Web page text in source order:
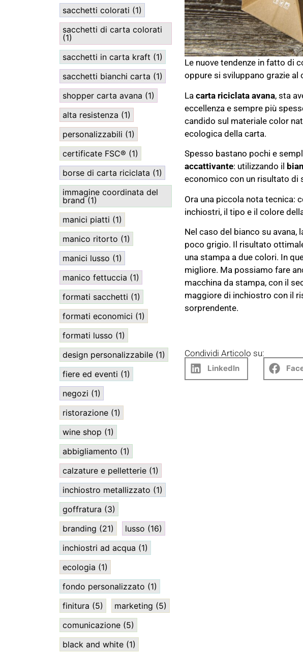
sacchetti colorati (1)
sacchetti di carta colorati
(1)
sacchetti in carta kraft (1)
sacchetti bianchi carta (1)
shopper carta avana (1)
alta resistenza (1)
personalizzabili (1)
certificate FSC® (1)
borse di carta riciclata (1)
immagine coordinata del
brand(1)
manici piatti (1)
manico ritorto (1)
manici lusso (1)
manico fettuccia (1)
formati sacchetti (1)
formati economici (1)
formati lusso (1)
design personalizzabile (1)
fiere ed eventi (1)
negozi (1)
ristorazione (1)
wine shop (1)
abbigliamento (1)
calzature e pelletterie (1)
inchiostro metallizzato (1)
goffratura (3)
branding (21) lusso (16)
inchiostri ad acqua (1)
ecologia (1)
fondo personalizzato (1)
finitura (5) marketing (5)
comunicazione (5)
black and white (1)
Le nuove tendenze in fatto di
oppure si sviluppano grazie
La carta riciclata avana, sta
eccellenza e sempre più
candido sul materiale color
ecologica della carta.
Spesso bastano pochi e
accattivante: utilizzando il
economico con un risultato di
Ora una piccola nota tecnica:
inchiostri, il tipo e il colore
Nel caso del bianco su avana,
poco grigio. Il risultato
una stampa a due colori. In
migliore. Ma possiamo fare
macchina da stampa, con il
maggiore di inchiostro con il
sorprendente.
Condividi Articolo su:
LinkedIn